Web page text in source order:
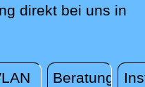
direkt bei uns in
Beratung